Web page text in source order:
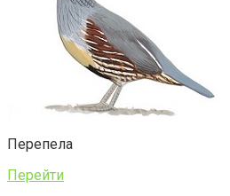
Перепела
Перейти